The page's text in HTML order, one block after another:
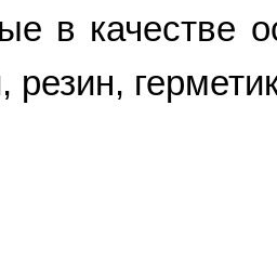
в качестве
резин,